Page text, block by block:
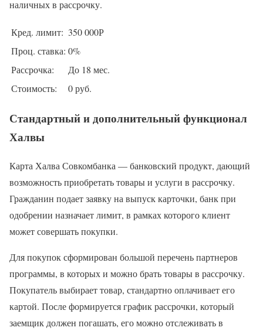
наличных в рассрочку.
Кред. лимит: 350 000Р
Проц. ставка: 0%
Рассрочка:
До 18 мес.
Стоимость:
0 руб.
Стандартный и дополнительный функционал
Халвы
Карта Халва Совкомбанка — банковский продукт, дающий
возможность приобретать товары и услуги в рассрочку.
Гражданин подает заявку на выпуск карточки, банк при
одобрении назначает лимит, в рамках которого клиент
может совершать покупки.
Для покупок сформирован большой перечень партнеров
программы, в которых и можно брать товары в рассрочку.
Покупатель выбирает товар, стандартно оплачивает его
картой. После формируется график рассрочки, который
заемщик должен погашать, его можно отслеживать в